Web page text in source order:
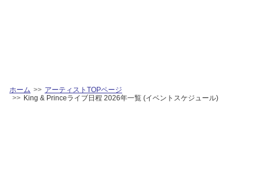
ホーム
アーティストTOPページ
King & Princeライブ日程 2026年一覧 (イベントスケジュール)